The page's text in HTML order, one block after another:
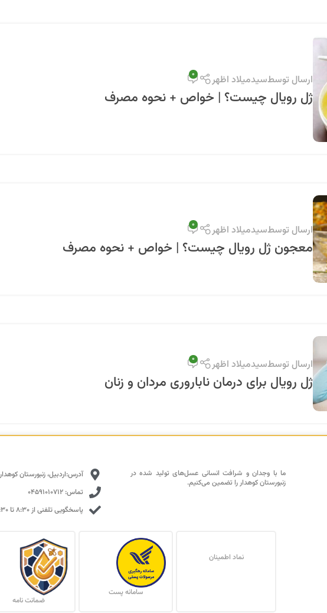
ارسال توسطسیدمیلاد اظهر 0
ژل رویال چیست؟ | خواص + نحوه مصرف
ارسال توسطسیدمیلاد اظهر 0
معجون ژل رویال چیست؟ | خواص + نحوه مصرف
ارسال توسطسیدمیلاد اظهر 0
ژل رویال برای درمان ناباروری مردان و زنان
آدرس:اردبیل، زنبورستان کوهدار
تماس: 04591010712
پاسخگویی تلفنی از ۸:۳۰ تا ۱۷:۳۰ با تمرکز بالا
ما با وجدان و شرافت انسانی عسل‌های تولید شده در
زنبورستان کوهدار را تضمین می‌کنیم.
نماد اطمینان
سامانه پست
ضمانت نامه